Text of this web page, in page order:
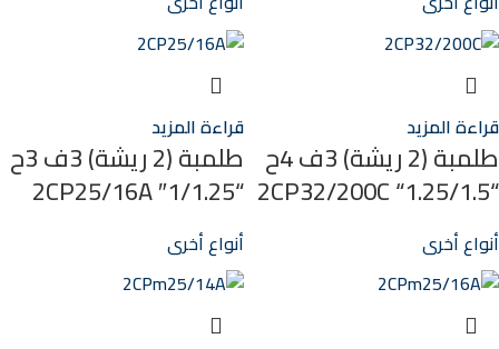
قراءة المزيد
طلمبة (2 ريشة) 3ف 4ح
“1.25/1.5“ 2CP32/200C
أنواع أخرى
قراءة المزيد
طلمبة (2 ريشة) 3ف 3ح
“1/1.25″ 2CP25/16A
أنواع أخرى